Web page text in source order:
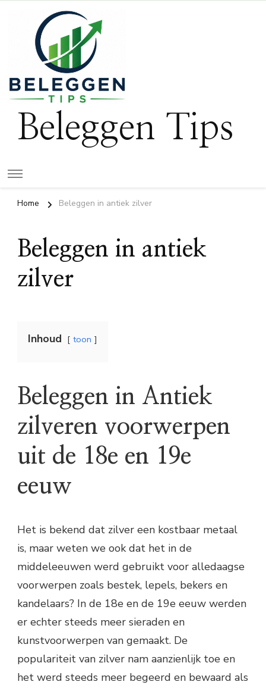
Beleggen Tips
Home Beleggen in antiek zilver
Beleggen in antiek
zilver
Inhoud toon
Beleggen in Antiek
zilveren voorwerpen
uit de 18e en 19e
eeuw
Het is bekend dat zilver een kostbaar metaal
is, maar weten we ook dat het in de
middeleeuwen werd gebruikt voor alledaagse
voorwerpen zoals bestek, lepels, bekers en
kandelaars? In de 18e en de 19e eeuw werden
er echter steeds meer sieraden en
kunstvoorwerpen van gemaakt. De
populariteit van zilver nam aanzienlijk toe en
het werd steeds meer begeerd en bewaard als